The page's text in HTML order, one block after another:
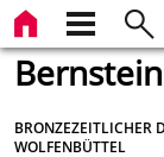
BRONZEZEITLICHER
WOLFENBÜTTEL